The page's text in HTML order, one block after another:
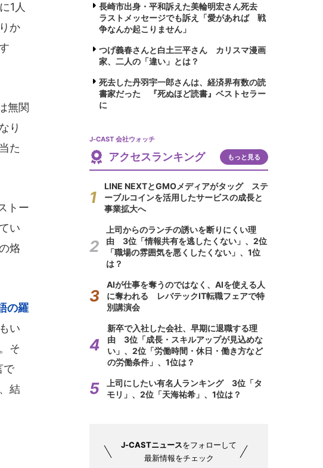
1人
か
無関
り
た
トー
い
烙
の羅
い
そ
で
結
長崎市出身・平和訴えた美輪明宏さん死去
ラストメッセージでも訴え「愛があれば 戦
争なんか起こりません」
つげ義春さんと白土三平さん カリスマ漫画
家、二人の「違い」とは？
死去した丹羽宇一郎さんは、経済界有数の読
書家だった 『死ぬほど読書』ベストセラー
に
J-CAST 会社ウォッチ
アクセスランキング もっと見る
LINE NEXTとGMOメディアがタッグ ステ
ーブルコインを活用したサービスの成長と
事業拡大へ
上司からのランチの誘いを断りにくい理
由 3位「情報共有を逃したくない」、2位
「職場の雰囲気を悪くしたくない」、1位
は？
AIが仕事を奪うのではなく、AIを使える人
に奪われる レバテックIT転職フェアで特
別講演会
新卒で入社した会社、早期に退職する理
由 3位「成長・スキルアップが見込めな
い」、2位「労働時間・休日・働き方など
の労働条件」、1位は？
上司にしたい有名人ランキング 3位「タ
モリ」、2位「天海祐希」、1位は？
J-CASTニュースをフォローして
最新情報をチェック